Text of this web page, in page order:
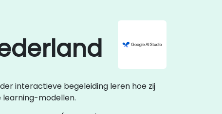
interactieve begeleiding leren hoe zij
learning-modellen.